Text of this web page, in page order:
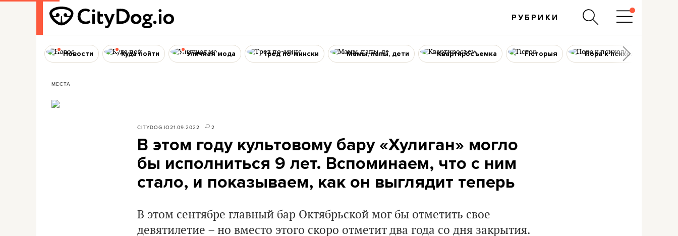
РУБРИКИ
Новости Куда пойти Уличная мода Тред по-мински Мамы, папы, дети Квартиросъемка Гісторыя Пора к психологу
МЕСТА
CITYDOG.IO21.09.2022 2
В этом году культовому бару «‎Хулиган» могло
бы исполниться 9 лет. Вспоминаем, что с ним
стало, и показываем, как он выглядит теперь
В этом сентябре главный бар Октябрьской мог бы отметить свое
девятилетие – но вместо этого скоро отметит два года со дня закрытия.